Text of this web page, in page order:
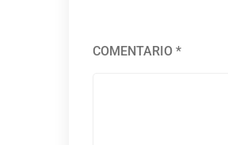
COMENTARIO *